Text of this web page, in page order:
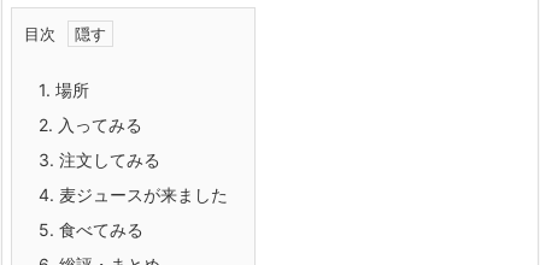
目次
1. 場所
2. 入ってみる
3. 注文してみる
4. 麦ジュースが来ました
5. 食べてみる